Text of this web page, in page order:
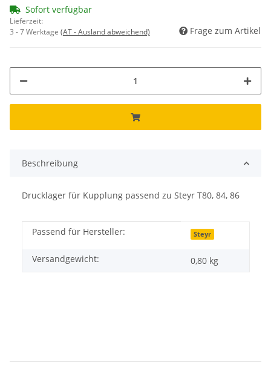
Sofort verfügbar
Lieferzeit:
3 - 7 Werktage (AT - Ausland abweichend) Frage zum Artikel
Beschreibung
Drucklager für Kupplung passend zu Steyr T80, 84, 86
Produkteigenschaft
Wert
Passend für Hersteller: Steyr
Versandgewicht: 0,80 kg